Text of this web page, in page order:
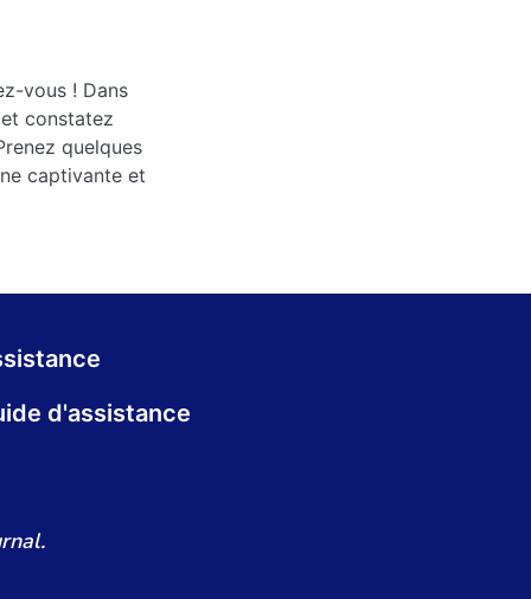
vous ! Dans
constatez
quelques
captivante et
d'assistance